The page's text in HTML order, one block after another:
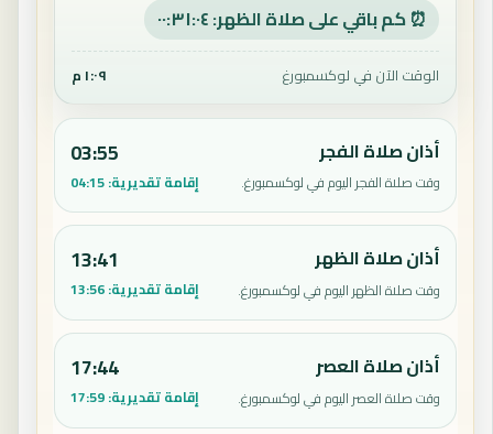
⏰ كم باقي على صلاة الظهر: ٠٠:٣١:٠٣
الوقت الآن في لوكسمبورغ ١:٠٩ م
أذان صلاة الفجر
وقت صلاة الفجر اليوم في لوكسمبورغ.
03:55
إقامة تقديرية:04:15
أذان صلاة الظهر
وقت صلاة الظهر اليوم في لوكسمبورغ.
13:41
إقامة تقديرية:13:56
أذان صلاة العصر
وقت صلاة العصر اليوم في لوكسمبورغ.
17:44
إقامة تقديرية:17:59